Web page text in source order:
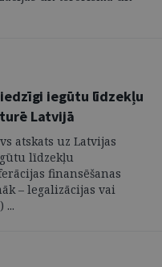
iegūtu līdzekļu
Latvijā
atskats uz Latvijas
līdzekļu
finansēšanas
– legalizācijas vai
...